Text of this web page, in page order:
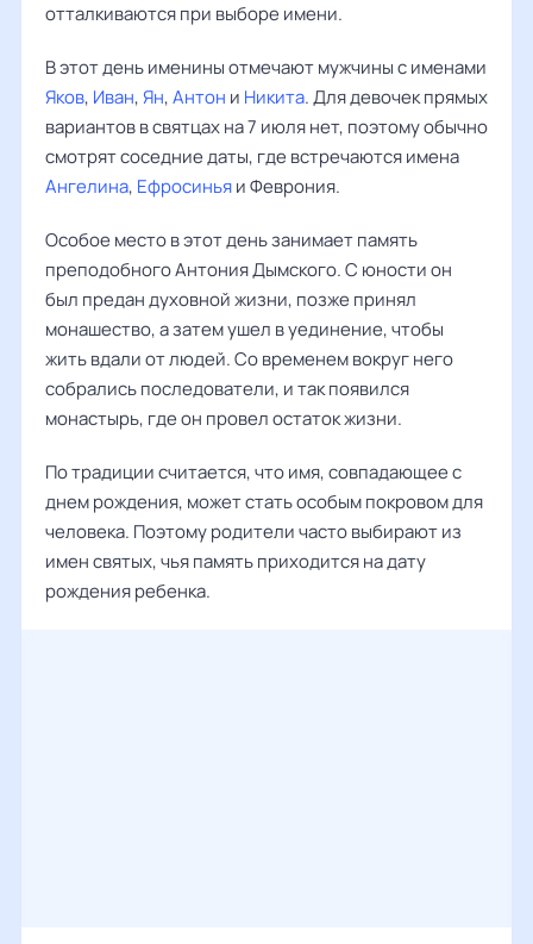
отталкиваются при выборе имени.
В этот день именины отмечают мужчины с именами
Яков, Иван,Ян,Антон и Никита. Для девочек прямых
вариантов в святцах на 7 июля нет, поэтому обычно
смотрят соседние даты, где встречаются имена
Ангелина, Ефросиньяи Феврония.
Особое место в этот день занимает память
преподобного Антония Дымского. С юности он
был предан духовной жизни, позже принял
монашество, а затем ушел в уединение, чтобы
жить вдали от людей. Со временем вокруг него
собрались последователи, и так появился
монастырь, где он провел остаток жизни.
По традиции считается, что имя, совпадающее с
днем рождения, может стать особым покровом для
человека. Поэтому родители часто выбирают из
имен святых, чья память приходится на дату
рождения ребенка.